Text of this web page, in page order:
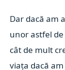
Dar dacă am
unor astfel
cât de mult
viața dacă